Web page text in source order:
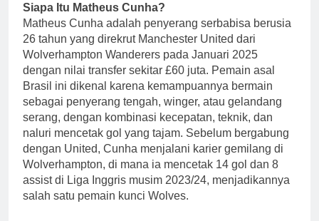
Siapa Itu Matheus Cunha?
Matheus Cunha adalah penyerang serbabisa berusia
26 tahun yang direkrut Manchester United dari
Wolverhampton Wanderers pada Januari 2025
dengan nilai transfer sekitar £60 juta. Pemain asal
Brasil ini dikenal karena kemampuannya bermain
sebagai penyerang tengah, winger, atau gelandang
serang, dengan kombinasi kecepatan, teknik, dan
naluri mencetak gol yang tajam. Sebelum bergabung
dengan United, Cunha menjalani karier gemilang di
Wolverhampton, di mana ia mencetak 14 gol dan 8
assist di Liga Inggris musim 2023/24, menjadikannya
salah satu pemain kunci Wolves.